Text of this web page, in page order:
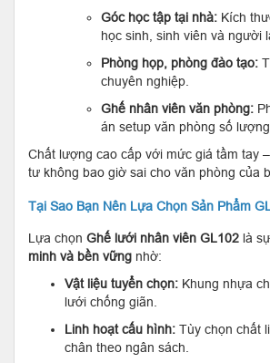
Góc học tập tại nhà: Kích
học sinh, sinh viên và người
Phòng họp, phòng đào tạo:
chuyên nghiệp.
Ghế nhân viên văn phòng:
án setup văn phòng số lượng
Chất lượng cao cấp với mức giá tầm tay
tư không bao giờ sai cho văn phòng của
Tại Sao Bạn Nên Lựa Chọn Sản Phẩm
Lựa chọn Ghế lưới nhân viên GL102 là
minh và bền vững nhờ:
Vật liệu tuyển chọn: Khung nhựa
lưới chống giãn.
Linh hoạt cấu hình: Tùy chọn chất
chân theo ngân sách.